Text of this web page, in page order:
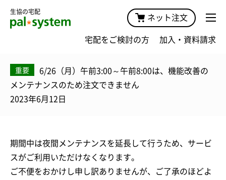
生協の宅配
ネット注文
宅配をご検討の方 加入・資料請求
重要
6/26（月）午前3:00～午前8:00は、機能改善の
メンテナンスのため注文できません
2023年6月12日
期間中は夜間メンテナンスを延長して行うため、サービ
スがご利用いただけなくなります。
ご不便をおかけし申し訳ありませんが、ご了承のほどよ